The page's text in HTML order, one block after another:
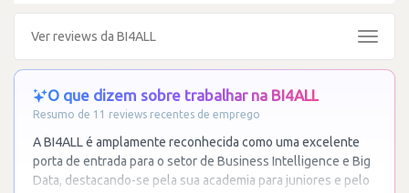
Ver reviews da BI4ALL
Toggle
O que dizem sobre trabalhar na BI4ALL
Resumo de 11 reviews recentes de emprego
A BI4ALL é amplamente reconhecida como uma excelente
porta de entrada para o setor de Business Intelligence e Big
Data, destacando-se pela sua academia para juniores e pelo